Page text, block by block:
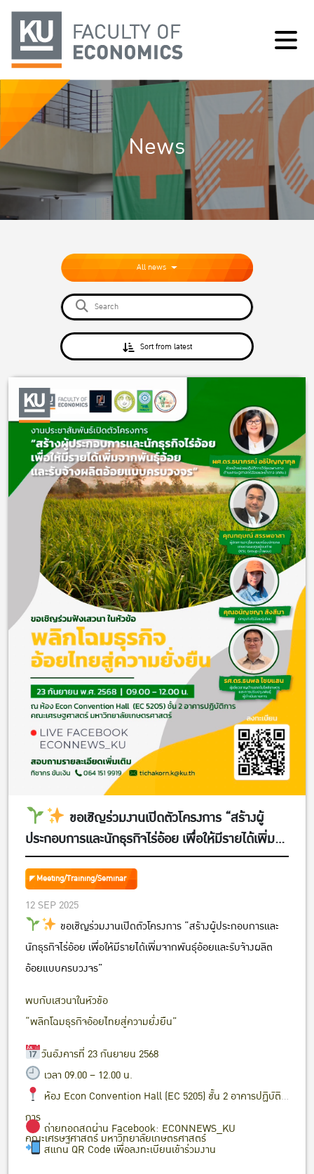
News
All news
Sort from latest
ขอเชิญร่วมงานเปิดตัวโครงการ “สร้างผู้
ประกอบการและนักธุรกิจไร่อ้อย เพื่อให้มีรายได้เพิ่ม
จากพันธุ์อ้อยและรับจ้างผลิตอ้อยแบบครบวงจร”
Meeting/Training/Seminar
12 SEP 2025
ขอเชิญร่วมงานเปิดตัวโครงการ “สร้างผู้ประกอบการและ
นักธุรกิจไร่อ้อย เพื่อให้มีรายได้เพิ่มจากพันธุ์อ้อยและรับจ้างผลิต
อ้อยแบบครบวงจร”
พบกับเสวนาในหัวข้อ
“พลิกโฉมธุรกิจอ้อยไทยสู่ความยั่งยืน”
วันอังคารที่ 23 กันยายน 2568
เวลา 09.00 – 12.00 น.
ห้อง Econ Convention Hall (EC 5205) ชั้น 2 อาคารปฏิบัติ
การ
คณะเศรษฐศาสตร์ มหาวิทยาลัยเกษตรศาสตร์
ถ่ายทอดสดผ่าน Facebook: ECONNEWS_KU
สแกน QR Code เพื่อลงทะเบียนเข้าร่วมงาน